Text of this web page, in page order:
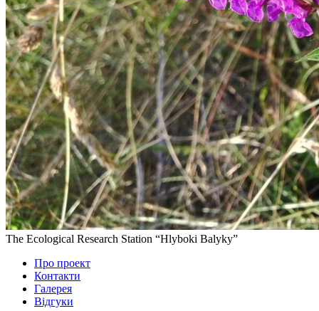
The Ecological Research Station “Hlyboki Balyky”
Про проект
Контакти
Галерея
Відгуки